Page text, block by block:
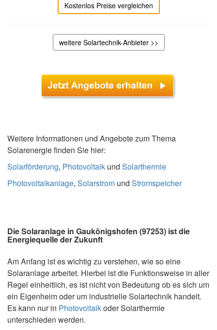
Kostenlos Preise vergleichen
weitere Solartechnik-Anbieter >>
Weitere Informationen und Angebote zum Thema
Solarenergie finden Sie hier:
Solarförderung, Photovoltaik und Solarthermie
Photovoltaikanlage, Solarstrom und Stromspeicher
Die Solaranlage in Gaukönigshofen (97253) ist die
Energiequelle der Zukunft
Am Anfang ist es wichtig zu verstehen, wie so eine
Solaranlage arbeitet. Hierbei ist die Funktionsweise in aller
Regel einheitlich, es ist nicht von Bedeutung ob es sich um
ein Eigenheim oder um industrielle Solartechnik handelt.
Es kann nur in Photovoltaikoder Solarthermie
unterschieden werden.